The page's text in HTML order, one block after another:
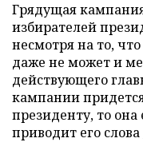
Грядущая
избирателей
несмотря на то,
даже не может и
действующего
кампании
президенту, то она
приводит его слова